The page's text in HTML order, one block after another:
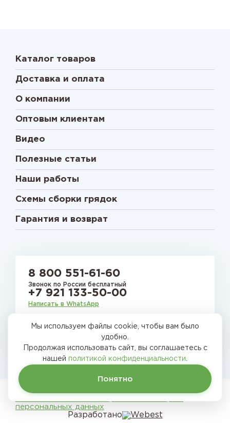
Мы используем файлы cookie, чтобы вам было
удобно.
Продолжая использовать сайт, вы соглашаетесь с
нашей политикой конфиденциальности
Понятно
Каталог товаров
Доставка и оплата
О компании
Оптовым клиентам
Видео
Полезные статьи
Наши работы
Схемы сборки грядок
Гарантия и возврат
8 800 551-61-60
Звонок по России бесплатный
+7 921 133-50-00
Написать в WhatsApp
персональных данных
Разработано